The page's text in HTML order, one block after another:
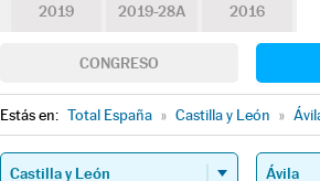
2019 2019-28A 2016
CONGRESO
Estás en: Total España » Castilla y León »